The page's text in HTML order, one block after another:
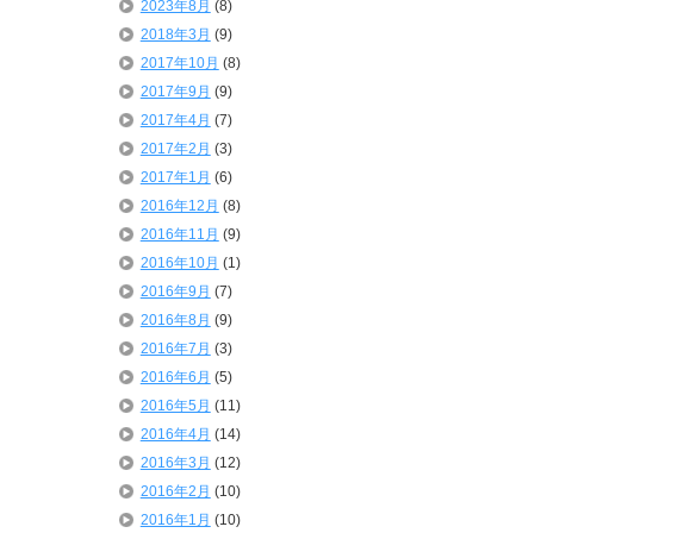
2023年8月 (8)
2018年3月 (9)
2017年10月 (8)
2017年9月 (9)
2017年4月 (7)
2017年2月 (3)
2017年1月 (6)
2016年12月 (8)
2016年11月 (9)
2016年10月 (1)
2016年9月 (7)
2016年8月 (9)
2016年7月 (3)
2016年6月 (5)
2016年5月 (11)
2016年4月 (14)
2016年3月 (12)
2016年2月 (10)
2016年1月 (10)